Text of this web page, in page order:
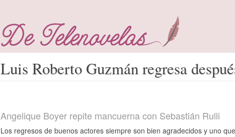
Luis Roberto Guzmán regresa
Angelique Boyer repite mancuerna con Sebastián Rulli
Los regresos de buenos actores siempre son bien agradecidos y uno